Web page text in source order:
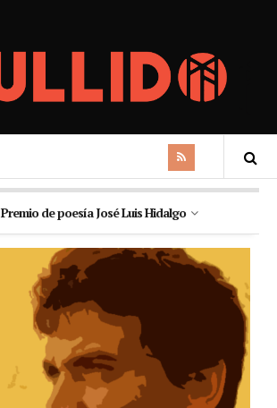
Premio de poesía José Luis Hidalgo